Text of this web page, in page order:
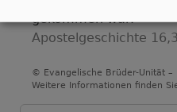
gekommen war.
Apostelgeschichte
© Evangelische Brüder-Unität –
Weitere Informationen finden